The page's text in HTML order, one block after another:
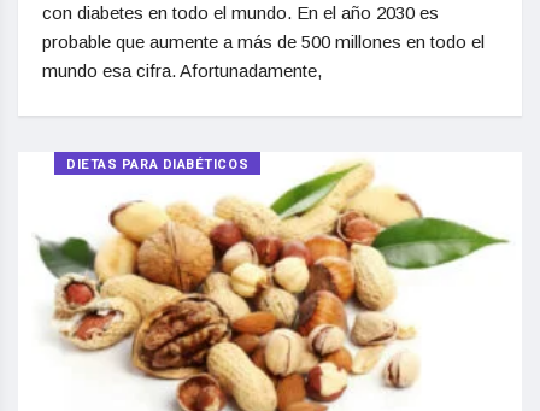
con diabetes en todo el mundo. En el año 2030 es
probable que aumente a más de 500 millones en todo el
mundo esa cifra. Afortunadamente,
DIETAS PARA DIABÉTICOS